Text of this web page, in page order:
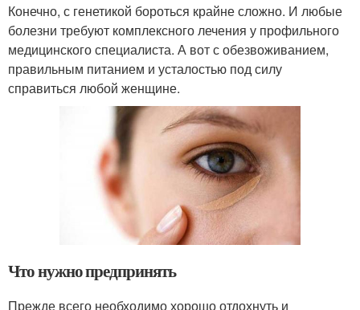
Конечно, с генетикой бороться крайне сложно. И любые
болезни требуют комплексного лечения у профильного
медицинского специалиста. А вот с обезвоживанием,
правильным питанием и усталостью под силу
справиться любой женщине.
Что нужно предпринять
Прежде всего необходимо хорошо отдохнуть и